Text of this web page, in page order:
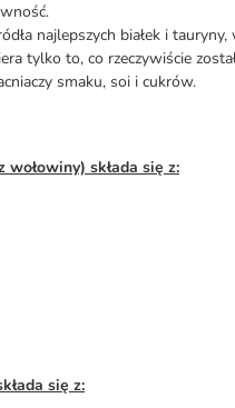
najlepszych białek i
tylko to, co rzeczywiście
smaku, soi i cukrów.
składa się z:
się z: